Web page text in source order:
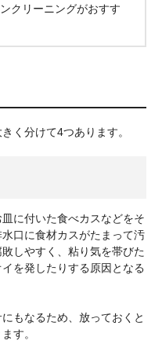
クリーニングがおすす
く分けて4つあります。
に付いた食べカスなどをそ
口に食材カスがたまって汚
しやすく、粘り気を帯びた
を発したりする原因となる
もなるため、放っておくと
す。